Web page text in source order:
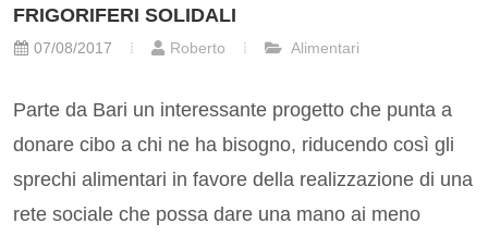
FRIGORIFERI SOLIDALI
07/08/2017 Roberto Alimentari
Parte da Bari un interessante progetto che punta a
donare cibo a chi ne ha bisogno, riducendo così gli
sprechi alimentari in favore della realizzazione di una
rete sociale che possa dare una mano ai meno